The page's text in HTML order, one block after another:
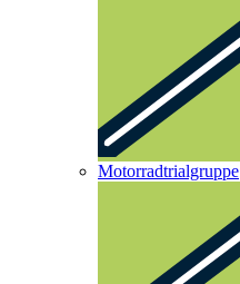
Motorradtrialgruppe